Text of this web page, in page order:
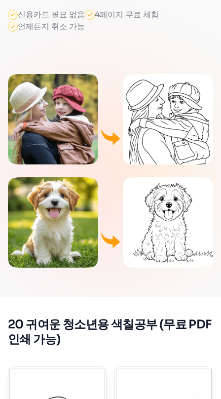
신용카드 필요 없음
4페이지 무료 체험
언제든지 취소 가능
20 귀여운 청소년용 색칠공부 (무료 PDF
인쇄 가능)